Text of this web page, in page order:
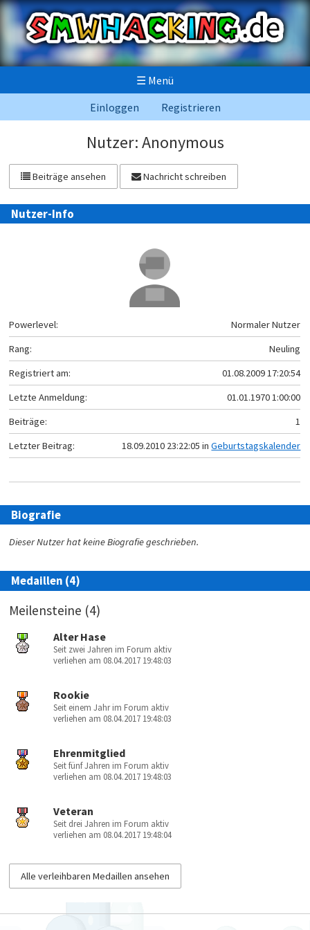
☰ Menü
Einloggen
Registrieren
Nutzer: Anonymous
Beiträge ansehen Nachricht schreiben
Nutzer-Info
Powerlevel:
Normaler Nutzer
Rang:
Neuling
Registriert am:
01.08.2009 17:20:54
Letzte Anmeldung:
01.01.1970 1:00:00
Beiträge:
1
Letzter Beitrag:
18.09.2010 23:22:05 inGeburtstagskalender
Biografie
Dieser Nutzer hat keine Biografie geschrieben.
Medaillen (4)
Meilensteine (4)
Alter Hase
Seit zwei Jahren im Forum aktiv
verliehen am 08.04.2017 19:48:03
Rookie
Seit einem Jahr im Forum aktiv
verliehen am 08.04.2017 19:48:03
Ehrenmitglied
Seit fünf Jahren im Forum aktiv
verliehen am 08.04.2017 19:48:03
Veteran
Seit drei Jahren im Forum aktiv
verliehen am 08.04.2017 19:48:04
Alle verleihbaren Medaillen ansehen